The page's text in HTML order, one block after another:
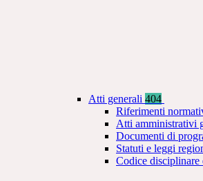
Atti generali 404
Riferimenti
Atti amministrativi
Documenti di
Statuti e leggi
Codice disciplinare